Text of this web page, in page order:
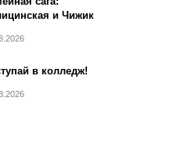
и Чижик
в колледж!